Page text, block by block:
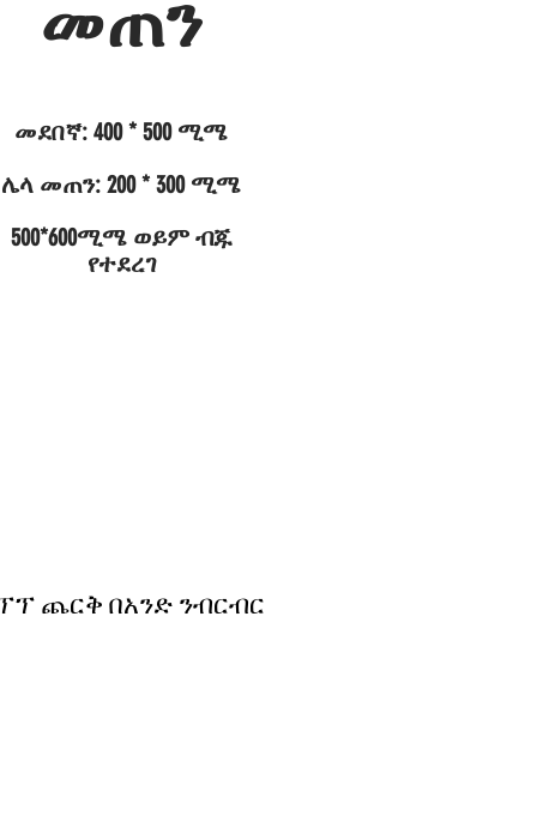
መጠን
መደበኛ: 400 * 500 ሚሜ
ሌላ መጠን: 200 * 300 ሚሜ
500*600ሚሜ ወይም ብጁ
የተደረገ
ጨርቅ በአንድ ንብርብር